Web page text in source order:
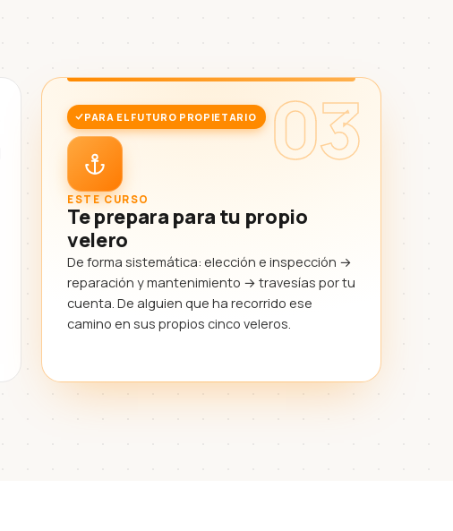
03
PARA EL FUTURO PROPIETARIO
ESTE CURSO
Te prepara para tu propio
velero
De forma sistemática: elección e inspección →
reparación y mantenimiento → travesías por tu
cuenta. De alguien que ha recorrido ese
camino en sus propios cinco veleros.